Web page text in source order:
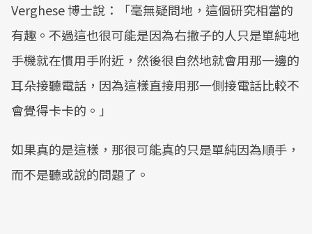
Verghese 博士說：「毫無疑問地，這個研究相當的
有趣。不過這也很可能是因為右撇子的人只是單純地
手機就在慣用手附近，然後很自然地就會用那一邊的
耳朵接聽電話，因為這樣直接用那一側接電話比較不
會覺得卡卡的。」
如果真的是這樣，那很可能真的只是單純因為順手，
而不是聽或說的問題了。